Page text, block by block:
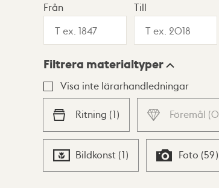
Visningsläge
Lista Karta
Från Till
Filtrera materialtyper
Visa inte lärarhandledningar
Ritning (1) Föremål (0
Bildkonst (1) Foto (59)